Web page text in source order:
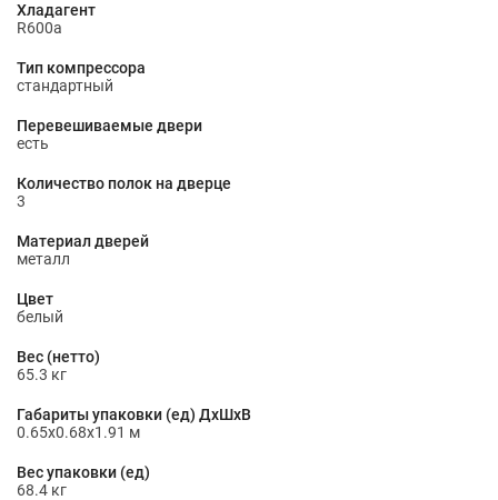
Хладагент
R600a
Тип компрессора
стандартный
Перевешиваемые двери
есть
Количество полок на дверце
3
Материал дверей
металл
Цвет
белый
Вес (нетто)
65.3 кг
Габариты упаковки (ед) ДхШхВ
0.65x0.68x1.91 м
Вес упаковки (ед)
68.4 кг